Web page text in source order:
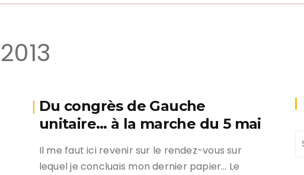
Du congrès de Gauche
unitaire… à la marche du 5 mai
Il me faut ici revenir sur le rendez-vous sur
lequel je concluais mon dernier papier… Le